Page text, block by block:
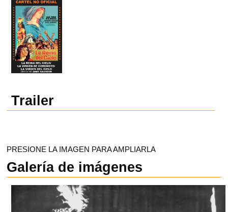
Trailer
PRESIONE LA IMAGEN PARA AMPLIARLA
Galería de imágenes